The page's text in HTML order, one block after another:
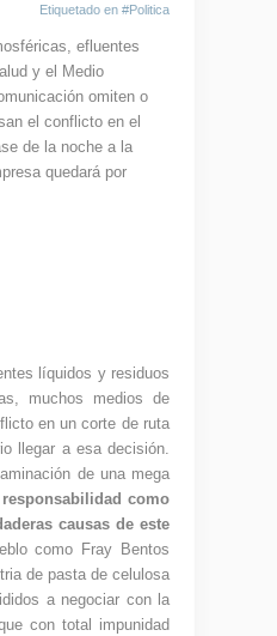
Etiquetado en #Politica
efluentes
y el Medio
omiten o
el conflicto en el
de la noche a la
quedará por
líquidos y residuos
muchos medios de
en un corte de ruta
llegar a esa decisión.
de una mega
como
causas de este
como Fray Bentos
de pasta de celulosa
a negociar con la
con total impunidad